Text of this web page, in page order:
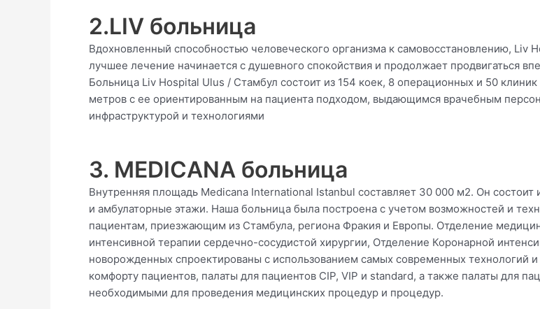
2.LIV больница
Вдохновленный способностью человеческого организма к самовосстановлению, Liv
лучшее лечение начинается с душевного спокойствия и продолжает продвигаться
Больница Liv Hospital Ulus / Стамбул состоит из 154 коек, 8 операционных и 50
метров с ее ориентированным на пациента подходом, выдающимся врачебным
инфраструктурой и технологиями
3. MEDICANA больница
Внутренняя площадь Medicana International Istanbul составляет 30 000 м2. Он
и амбулаторные этажи. Наша больница была построена с учетом возможностей и
пациентам, приезжающим из Стамбула, региона Фракия и Европы. Отделение
интенсивной терапии сердечно-сосудистой хирургии, Отделение Коронарной
новорожденных спроектированы с использованием самых современных технологий
комфорту пациентов, палаты для пациентов CIP, VIP и standard, а также палаты для
необходимыми для проведения медицинских процедур и процедур.